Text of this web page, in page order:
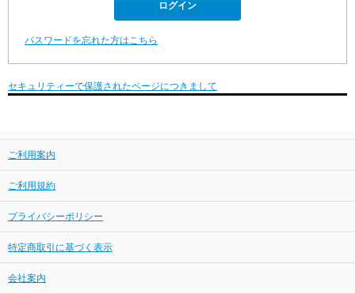
パスワードを忘れた方はこちら
セキュリティーで保護されたページにつきまして
ご利用案内
ご利用規約
プライバシーポリシー
特定商取引に基づく表示
会社案内